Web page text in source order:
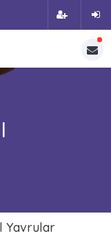
Yavrular